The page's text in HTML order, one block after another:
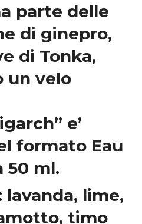
parte delle
di ginepro,
di Tonka,
un velo
e’
formato Eau
50 ml.
lime,
timo